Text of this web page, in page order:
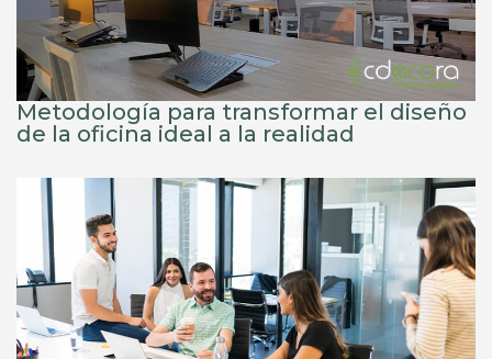
Metodología para transformar el diseño
de la oficina ideal a la realidad